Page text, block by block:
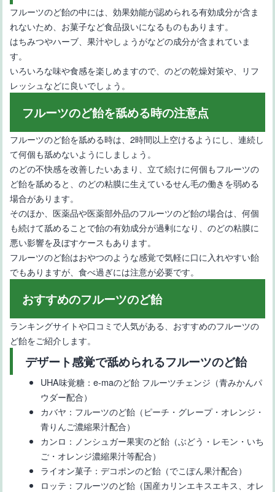
フルーツのど飴の中には、効果効能が認められる有効成分が含ま
れないため、お菓子など食品扱いになるものもあります。
はちみつやハーブ、果汁やしょうがなどの成分が含まれていま
す。
いろいろな味や食感を楽しめますので、のどの乾燥対策や、リフ
レッシュなどに良いでしょう。
フルーツのど飴を舐める時の注意点
フルーツのど飴を舐める時は、2時間以上空けるようにし、連続し
て何個も舐めないようにしましょう。
のどの不快感を改善したいあまり、立て続けに何個もフルーツの
ど飴を舐めると、のどの粘膜に生えているせん毛の働きを弱める
場合があります。
そのほか、医薬品や医薬部外品のフルーツのど飴の場合は、何個
も続けて舐めることで飴の有効成分が過剰になり、のどの粘膜に
悪い影響を及ぼすケースもあります。
フルーツのど飴はおやつのような感覚で気軽に口に入れやすい飴
でもありますが、食べ過ぎには注意が必要です。
おすすめのフルーツのど飴
ランキングサイトや口コミで人気がある、おすすめのフルーツの
ど飴をご紹介します。
デザート感覚で舐められるフルーツのど飴
UHA味覚糖：e-maのど飴 フルーツチェンジ（青みかんパ
ウダー配合）
カバヤ：フルーツのど飴（ピーチ・グレープ・オレンジ・
青りんご濃縮果汁配合）
カンロ：ノンシュガー果実のど飴（ぶどう・レモン・いち
ご・オレンジ濃縮果汁等配合）
ライオン菓子：デコポンのど飴（でこぽん果汁配合）
ロッテ：フルーツのど飴（国産カリンエキスエキス、オレ